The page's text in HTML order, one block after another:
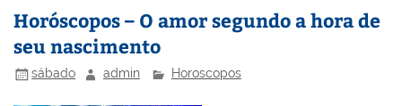
Horóscopos – O amor segundo a hora de
seu nascimento
sábado admin Horoscopos